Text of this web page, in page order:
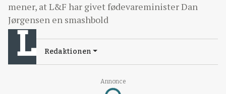
Annonce
mener, at L&F har givet fødevareminister Dan
Jørgensen en smashbold
Redaktionen